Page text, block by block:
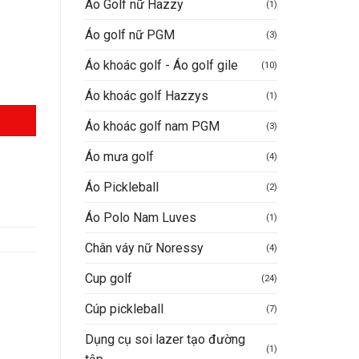
Áo Golf nữ Hazzy (1)
Áo golf nữ PGM (3)
Áo khoác golf - Áo golf gile (10)
Áo khoác golf Hazzys (1)
Áo khoác golf nam PGM (3)
Áo mưa golf (4)
Áo Pickleball (2)
Áo Polo Nam Luves (1)
Chân váy nữ Noressy (4)
Cup golf (24)
Cúp pickleball (7)
Dụng cụ soi lazer tạo đường
(1)
159.000.000VND.